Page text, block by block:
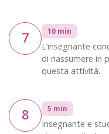
7 10 min
L’insegnante
di riassumere in
questa attività.
8 5 min
Insegnante e